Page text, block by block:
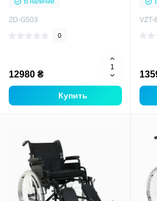
ZD-G503
0
12980 ₴
Купить
VZT-